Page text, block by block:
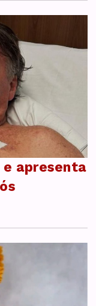
e apresenta